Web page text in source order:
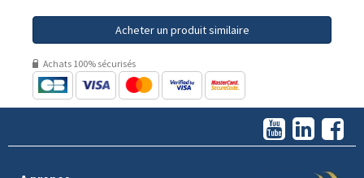
Acheter un produit similaire
Achats 100% sécurisés